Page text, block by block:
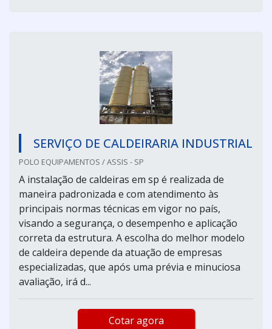
SERVIÇO DE CALDEIRARIA INDUSTRIAL
POLO EQUIPAMENTOS / ASSIS - SP
A instalação de caldeiras em sp é realizada de
maneira padronizada e com atendimento às
principais normas técnicas em vigor no país,
visando a segurança, o desempenho e aplicação
correta da estrutura. A escolha do melhor modelo
de caldeira depende da atuação de empresas
especializadas, que após uma prévia e minuciosa
avaliação, irá d...
Cotar agora